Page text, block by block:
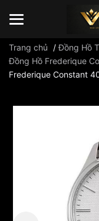
Đồng hồ casio đồng hồ
Trang chủ /Đồng Hồ
Đồng Hồ Frederique
Frederique Constant